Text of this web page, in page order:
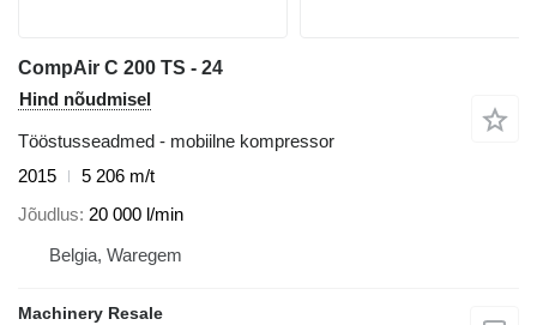
CompAir C 200 TS - 24
Hind nõudmisel
Tööstusseadmed - mobiilne kompressor
2015
5 206 m/t
Jõudlus 20 000 l/min
Belgia, Waregem
Machinery Resale